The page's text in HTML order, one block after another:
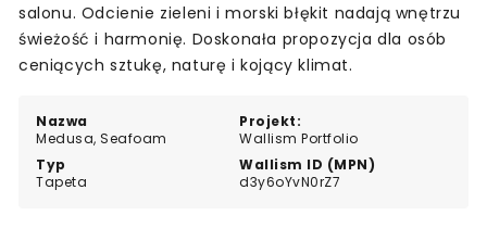
Nazwa
Medusa, Seafoam
Projekt:
Wallism Portfolio
Typ
Tapeta
Wallism ID (MPN)
d3y6oYvN0rZ7
salonu. Odcienie zieleni i morski błękit nadają wnętrzu
świeżość i harmonię. Doskonała propozycja dla osób
ceniących sztukę, naturę i kojący klimat.